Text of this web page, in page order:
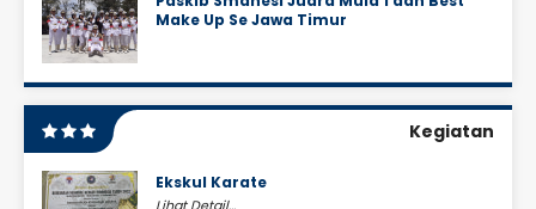
Make Up Se Jawa Timur
Kegiatan
Ekskul Karate